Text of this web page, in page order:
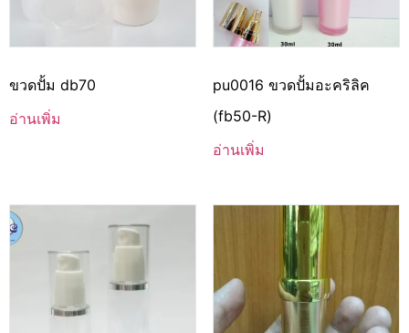
ขวดปั้ม db70
อ่านเพิ่ม
pu0016 ขวดปั้มอะคริลิค
(fb50-R)
อ่านเพิ่ม